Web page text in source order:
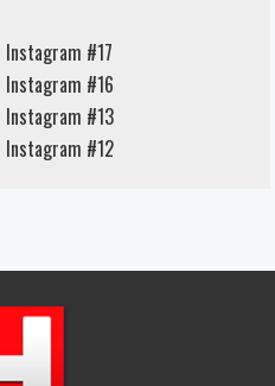
Instagram #17
Instagram #16
Instagram #13
Instagram #12